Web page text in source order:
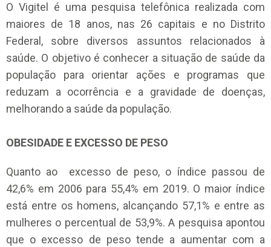
O Vigitel é uma pesquisa telefônica realizada com
maiores de 18 anos, nas 26 capitais e no Distrito
Federal, sobre diversos assuntos relacionados à
saúde. O objetivo é conhecer a situação de saúde da
população para orientar ações e programas que
reduzam a ocorrência e a gravidade de doenças,
melhorando a saúde da população.
OBESIDADE E EXCESSO DE PESO
Quanto ao excesso de peso, o índice passou de
42,6% em 2006 para 55,4% em 2019. O maior índice
está entre os homens, alcançando 57,1% e entre as
mulheres o percentual de 53,9%. A pesquisa apontou
que o excesso de peso tende a aumentar com a